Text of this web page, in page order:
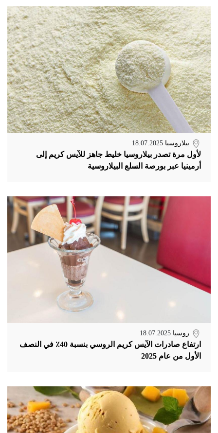
بيلاروسيا 18.07.2025
لأول مرة تصدر بيلاروسيا خليط جاهز للآيس كريم إلى
أرمينيا عبر بورصة السلع البيلاروسية
روسيا 18.07.2025
ارتفاع صادرات الآيس كريم الروسي بنسبة 40٪ في النصف
الأول من عام 2025